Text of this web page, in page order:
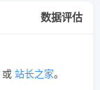
数据评估
或 站长之家。